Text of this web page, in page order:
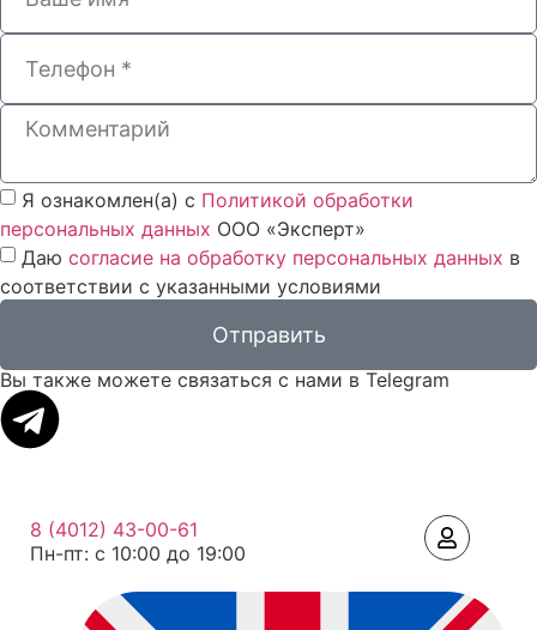
Я ознакомлен(а) с Политикой обработки
персональных данных ООО «Эксперт»
Даю согласие на обработку персональных данных в
соответствии с указанными условиями
Отправить
Вы также можете связаться с нами в Telegram
8 (4012) 43-00-61
Пн-пт: c 10:00 до 19:00